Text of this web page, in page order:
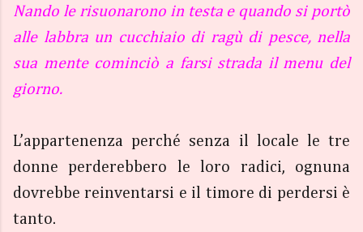
Nando le risuonarono in testa e quando si portò
alle labbra un cucchiaio di ragù di pesce, nella
sua mente cominciò a farsi strada il menu del
giorno.
L’appartenenza perché senza il locale le tre
donne perderebbero le loro radici, ognuna
dovrebbe reinventarsi e il timore di perdersi è
tanto.